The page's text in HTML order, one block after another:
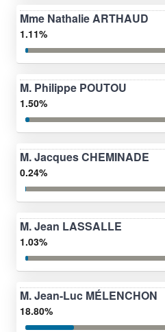
Mme Nathalie ARTHAUD
1.11%
M. Philippe POUTOU
1.50%
M. Jacques CHEMINADE
0.24%
M. Jean LASSALLE
1.03%
M. Jean-Luc MÉLENCHON
18.80%